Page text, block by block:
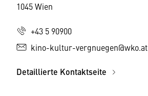
1045 Wien
+43 5 90900
kino-kultur-vergnuegen@wko.at
Detaillierte Kontaktseite